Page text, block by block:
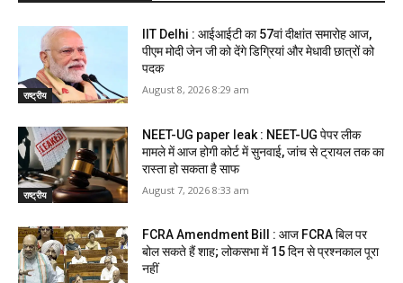
राष्ट्रीय
IIT Delhi : आईआईटी का 57वां दीक्षांत समारोह आज,
पीएम मोदी जेन जी को देंगे डिग्रियां और मेधावी छात्रों को
पदक
August 8, 2026 8:29 am
राष्ट्रीय
NEET-UG paper leak : NEET-UG पेपर लीक
मामले में आज होगी कोर्ट में सुनवाई, जांच से ट्रायल तक का
रास्ता हो सकता है साफ
August 7, 2026 8:33 am
FCRA Amendment Bill : आज FCRA बिल पर
बोल सकते हैं शाह; लोकसभा में 15 दिन से प्रश्नकाल पूरा
नहीं